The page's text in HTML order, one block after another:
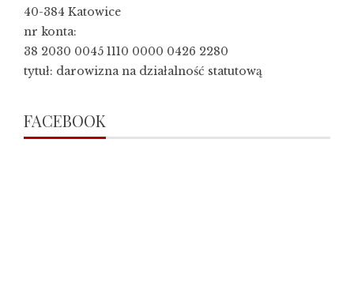
40-384 Katowice
nr konta:
38 2030 0045 1110 0000 0426 2280
tytuł: darowizna na działalność statutową
FACEBOOK